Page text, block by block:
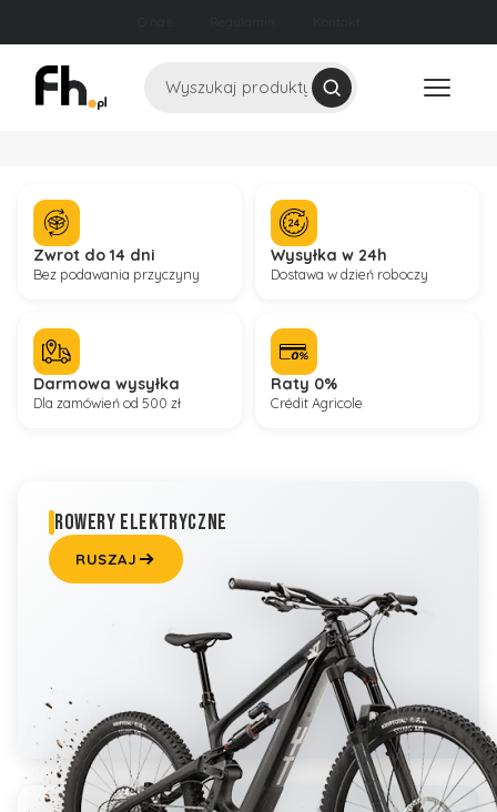
Szukaj
Zwrot do 14 dni
Bez podawania przyczyny
Wysyłka w 24h
Dostawa w dzień roboczy
Darmowa wysyłka
Dla zamówień od 500 zł
Raty 0%
Crédit Agricole
ROWERY ELEKTRYCZNE
RUSZAJ